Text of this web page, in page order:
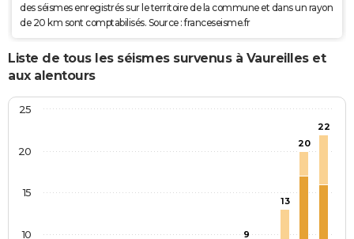
des séismes enregistrés sur le territoire de la commune et dans un rayon
de 20 km sont comptabilisés. Source : franceseisme.fr
Liste de tous les séismes survenus à Vaureilles et
aux alentours
9
13
20
22
10
15
20
25